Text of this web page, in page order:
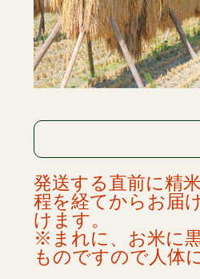
発送する直前に精
程を経てからお届
けます。
※まれに、お米に
ものですので人体